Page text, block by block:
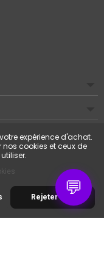
💬
réservés.
expérience d'achat.
cookies et ceux de
Rejeter tout